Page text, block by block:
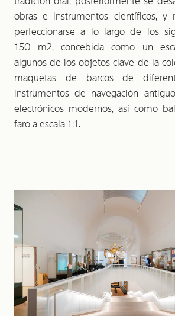
obras e instrumentos científicos,
perfeccionarse a lo largo de los
150 m2, concebida como un
algunos de los objetos clave de la
maquetas de barcos de
instrumentos de navegación
electrónicos modernos, así como
faro a escala 1:1.